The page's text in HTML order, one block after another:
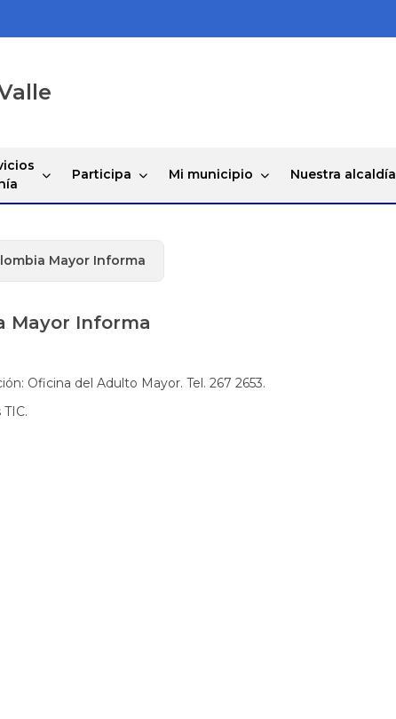
Participa Mi municipio Nuestra alcaldía
Mayor Informa
Mayor Informa
Oficina del Adulto Mayor. Tel. 267 2653.